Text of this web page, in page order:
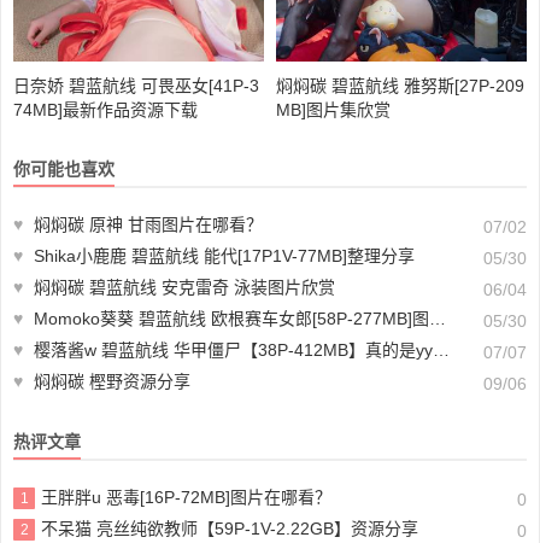
日奈娇 碧蓝航线 可畏巫女[41P-3
74MB]最新作品资源下载
焖焖碳 碧蓝航线 雅努斯[27P-209
MB]图片集欣赏
你可能也喜欢
♥ 焖焖碳 原神 甘雨图片在哪看？
07/02
♥ Shika小鹿鹿 碧蓝航线 能代[17P1V-77MB]整理分享
05/30
♥ 焖焖碳 碧蓝航线 安克雷奇 泳装图片欣赏
06/04
♥
Momoko葵葵 碧蓝航线 欧根赛车女郎[58P-277MB]图片包分享
05/30
♥ 樱落酱w 碧蓝航线 华甲僵尸【38P-412MB】真的是yyds！
07/07
♥ 焖焖碳 樫野资源分享 09/06
热评文章
1 王胖胖u 恶毒[16P-72MB]图片在哪看？ 0
2 不呆猫 亮丝纯欲教师【59P-1V-2.22GB】资源分享 0